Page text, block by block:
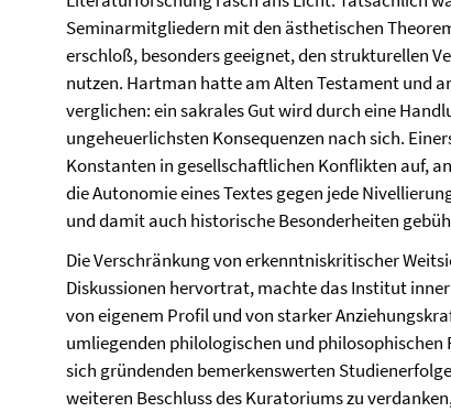
Seminarmitgliedern mit den ästhetischen
erschloß, besonders geeignet, den strukturellen
nutzen. Hartman hatte am Alten Testament und
verglichen: ein sakrales Gut wird durch eine
ungeheuerlichsten Konsequenzen nach sich.
Konstanten in gesellschaftlichen Konflikten auf,
die Autonomie eines Textes gegen jede
und damit auch historische Besonderheiten
Die Verschränkung von erkenntniskritischer
Diskussionen hervortrat, machte das Institut
von eigenem Profil und von starker
umliegenden philologischen und philosophischen
sich gründenden bemerkenswerten
weiteren Beschluss des Kuratoriums zu